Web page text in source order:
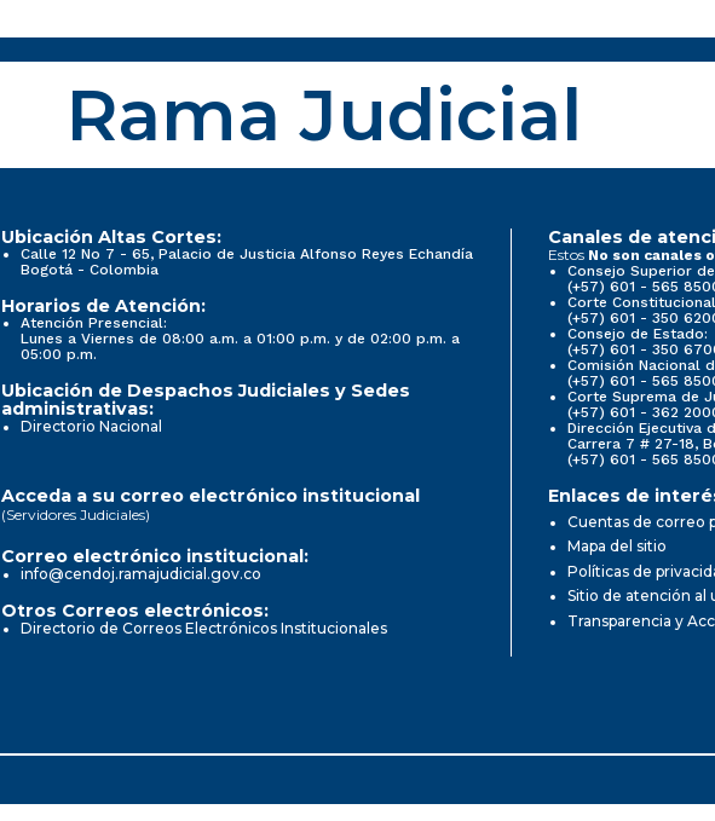
Rama Judicial
Ubicación Altas Cortes:
Calle 12 No 7 - 65, Palacio de Justicia Alfonso Reyes Echandía
Bogotá - Colombia
Horarios de Atención:
Atención Presencial:
Lunes a Viernes de 08:00 a.m. a 01:00 p.m. y de 02:00 p.m. a
05:00 p.m.
Ubicación de Despachos Judiciales y Sedes
administrativas:
Directorio Nacional
Canales de
Estos No son canales
Consejo Superior
(+57) 601 - 565
Corte
(+57) 601 - 350
Consejo de Estado:
(+57) 601 - 350
Comisión Nacional
(+57) 601 - 565
Corte Suprema de
(+57) 601 - 362
Dirección Ejecutiva
Carrera 7 # 27-18,
(+57) 601 - 565
Acceda a su correo electrónico institucional
(Servidores Judiciales)
Correo electrónico institucional:
info@cendoj.ramajudicial.gov.co
Otros Correos electrónicos:
Directorio de Correos Electrónicos Institucionales
Enlaces de
Cuentas de correo
Mapa del sitio
Políticas de
Sitio de atención al
Transparencia y